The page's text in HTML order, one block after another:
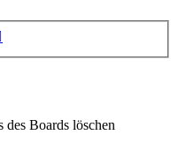
des Boards löschen